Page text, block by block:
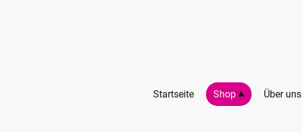
Startseite Shop Über uns